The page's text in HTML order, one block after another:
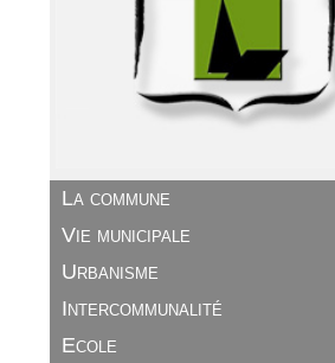
La commune
Vie municipale
Urbanisme
Intercommunalité
Ecole